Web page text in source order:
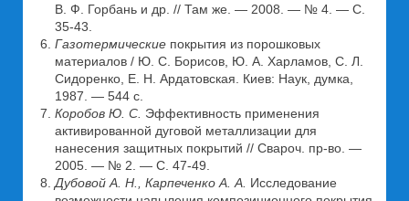
В. Ф. Горбань и др. // Там же. — 2008. — № 4. — С.
35-43.
Газотермические покрытия из порошковых
материалов / Ю. С. Борисов, Ю. А. Харламов, С. Л.
Сидоренко, Е. Н. Ардатовская. Киев: Наук, думка,
1987. — 544 с.
Коробов Ю. С. Эффективность применения
активированной дуговой металлизации для
нанесения защитных покрытий // Свароч. пр-во. —
2005. — № 2. — С. 47-49.
Дубовой А. Н., Карпеченко А. А. Исследование